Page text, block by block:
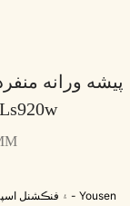
پيشه ورانه
فينسي فائل ڪابينا Ls920w